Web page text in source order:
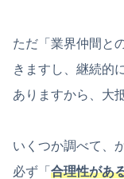
ただ「業界仲間と
きますし、継続的
ありますから、大
いくつか調べて、
必ず「 合理性があ